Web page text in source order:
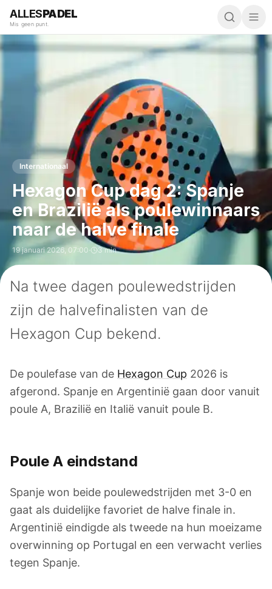
ALLESPADEL
Mis geen punt.
Internationaal
Hexagon Cup dag 2: Spanje
en Brazilië als poulewinnaars
naar de halve finale
19 januari 2026, 07:00· 3 min
Na twee dagen poulewedstrijden
zijn de halvefinalisten van de
Hexagon Cup bekend.
De poulefase van de Hexagon Cup 2026 is
afgerond. Spanje en Argentinië gaan door vanuit
poule A, Brazilië en Italië vanuit poule B.
Poule A eindstand
Spanje won beide poulewedstrijden met 3-0 en
gaat als duidelijke favoriet de halve finale in.
Argentinië eindigde als tweede na hun moeizame
overwinning op Portugal en een verwacht verlies
tegen Spanje.